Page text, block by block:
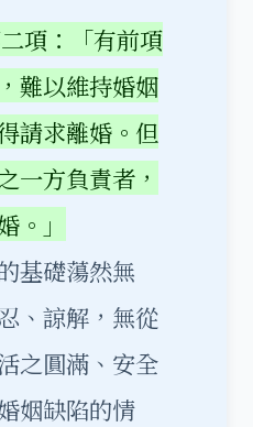
項：「有前項
難以維持婚姻
請求離婚。但
一方負責者，
。」
基礎蕩然無
、諒解，無從
之圓滿、安全
姻缺陷的情